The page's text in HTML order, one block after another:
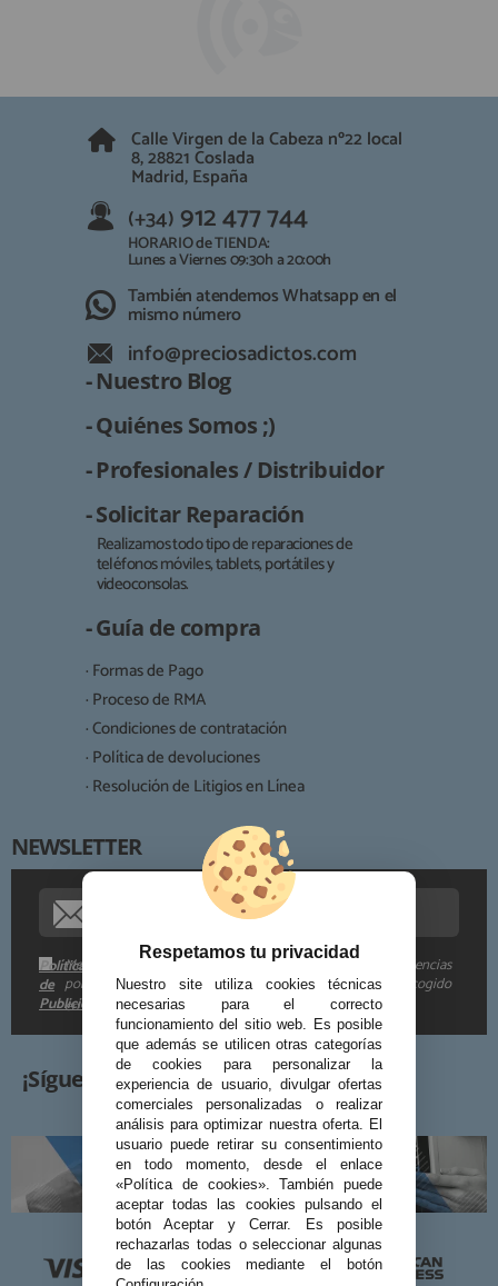
Calle Virgen de la Cabeza nº22 local
8, 28821 Coslada
Madrid, España
(+34) 912 477 744
HORARIO de TIENDA:
Lunes a Viernes 09:30h a 20:00h
También atendemos Whatsapp en el
mismo número
info@preciosadictos.com
- Nuestro Blog
- Quiénes Somos ;)
- Profesionales / Distribuidor
- Solicitar Reparación
Realizamos todo tipo de reparaciones de
teléfonos móviles, tablets, portátiles y
videoconsolas.
- Guía de compra
· Formas de Pago
· Proceso de RMA
· Condiciones de contratación
· Política de devoluciones
· Resolución de Litigios en Línea
NEWSLETTER
Me gustaría recibir descuentos exclusivos, novedades y tendencias
por e-mail. Puedo darme de baja cuando quiera según lo recogido
en la
Política
de
Publicidad
Responsable:
Finalidad:
Destinatarios:
Derechos:
Procedencia de los datos:
Información adicional:
¡Síguenos!
Respetamos tu privacidad
Nuestro site utiliza cookies técnicas
necesarias para el correcto
funcionamiento del sitio web. Es posible
que además se utilicen otras categorías
de cookies para personalizar la
experiencia de usuario, divulgar ofertas
comerciales personalizadas o realizar
análisis para optimizar nuestra oferta. El
usuario puede retirar su consentimiento
en todo momento, desde el enlace
«Política de cookies». También puede
aceptar todas las cookies pulsando el
botón Aceptar y Cerrar. Es posible
rechazarlas todas o seleccionar algunas
de las cookies mediante el botón